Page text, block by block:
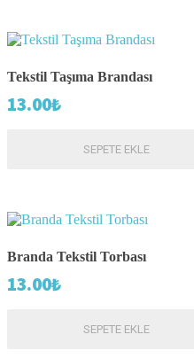
Tekstil Taşıma Brandası
13.00₺
SEPETE EKLE
Branda Tekstil Torbası
13.00₺
SEPETE EKLE